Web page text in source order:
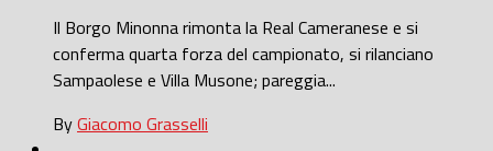
Il Borgo Minonna rimonta la Real Cameranese e si
conferma quarta forza del campionato, si rilanciano
Sampaolese e Villa Musone; pareggia...
ByGiacomo Grasselli